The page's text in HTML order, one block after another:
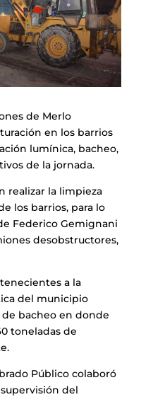
de Merlo
en los barrios
lumínica, bacheo,
de la jornada.
realizar la limpieza
los barrios, para lo
Federico Gemignani
desobstructores,
a la
del municipio
bacheo en donde
toneladas de
Público colaboró
del